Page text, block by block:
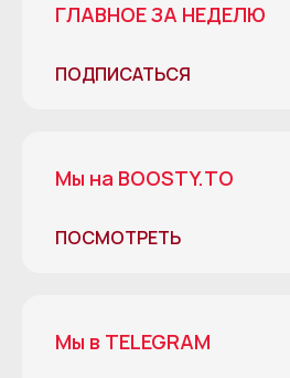
ГЛАВНОЕ ЗА НЕДЕЛЮ
ПОДПИСАТЬСЯ
Мы на BOOSTY.TO
ПОСМОТРЕТЬ
Мы в TELEGRAM